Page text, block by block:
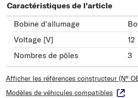
Caractéristiques de l'article
Bobine d'allumage
Voltage [V]
12
Nombres de pôles
3
Afficher les références constructeur (N°
Modèles de véhicules compatibles